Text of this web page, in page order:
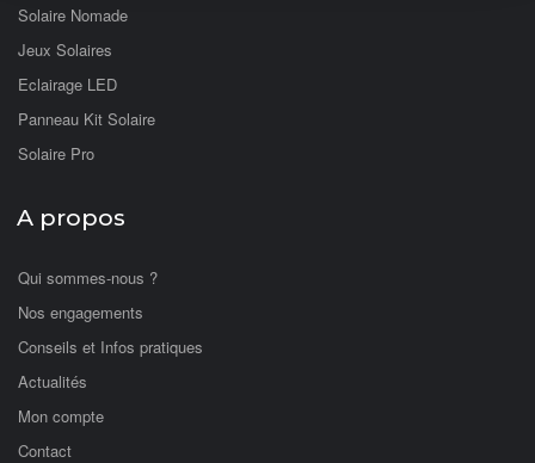
Solaire Nomade
Jeux Solaires
Eclairage LED
Panneau Kit Solaire
Solaire Pro
A propos
Qui sommes-nous ?
Nos engagements
Conseils et Infos pratiques
Actualités
Mon compte
Contact